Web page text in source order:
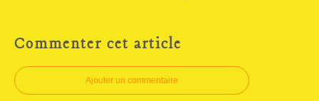
Commenter cet article
Ajouter un commentaire